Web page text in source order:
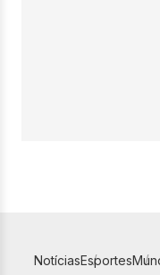
NotíciasEsportes